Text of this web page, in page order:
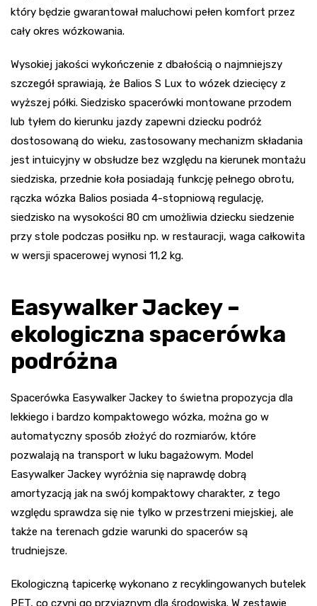
który będzie gwarantował maluchowi pełen komfort przez
cały okres wózkowania.
Wysokiej jakości wykończenie z dbałością o najmniejszy
szczegół sprawiają, że Balios S Lux to wózek dziecięcy z
wyższej półki. Siedzisko spacerówki montowane przodem
lub tyłem do kierunku jazdy zapewni dziecku podróż
dostosowaną do wieku, zastosowany mechanizm składania
jest intuicyjny w obsłudze bez względu na kierunek montażu
siedziska, przednie koła posiadają funkcję pełnego obrotu,
rączka wózka Balios posiada 4-stopniową regulację,
siedzisko na wysokości 80 cm umożliwia dziecku siedzenie
przy stole podczas posiłku np. w restauracji, waga całkowita
w wersji spacerowej wynosi 11,2 kg.
Easywalker Jackey –
ekologiczna spacerówka
podróżna
Spacerówka Easywalker Jackey to świetna propozycja dla
lekkiego i bardzo kompaktowego wózka, można go w
automatyczny sposób złożyć do rozmiarów, które
pozwalają na transport w luku bagażowym. Model
Easywalker Jackey wyróżnia się naprawdę dobrą
amortyzacją jak na swój kompaktowy charakter, z tego
względu sprawdza się nie tylko w przestrzeni miejskiej, ale
także na terenach gdzie warunki do spacerów są
trudniejsze.
Ekologiczną tapicerkę wykonano z recyklingowanych butelek
PET, co czyni go przyjaznym dla środowiska. W zestawie